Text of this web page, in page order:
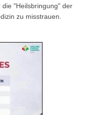
"Heilsbringung" der
zu misstrauen.